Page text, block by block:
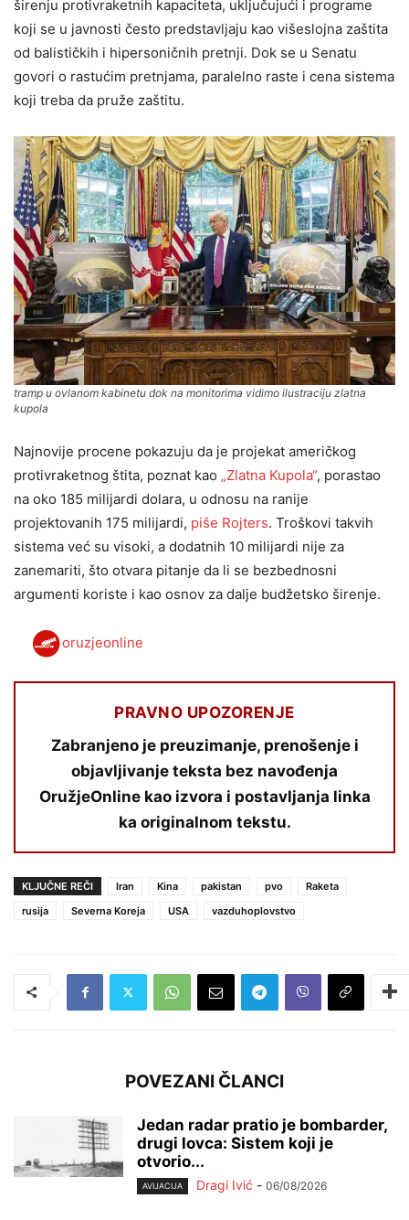
širenju protivraketnih kapaciteta, uključujući i programe
koji se u javnosti često predstavljaju kao višeslojna zaštita
od balističkih i hipersoničnih pretnji. Dok se u Senatu
govori o rastućim pretnjama, paralelno raste i cena sistema
koji treba da pruže zaštitu.
tramp u ovlanom kabinetu dok na monitorima vidimo ilustraciju zlatna
kupola
Najnovije procene pokazuju da je projekat američkog
protivraketnog štita, poznat kao „Zlatna Kupola“, porastao
na oko 185 milijardi dolara, u odnosu na ranije
projektovanih 175 milijardi, piše Rojters. Troškovi takvih
sistema već su visoki, a dodatnih 10 milijardi nije za
zanemariti, što otvara pitanje da li se bezbednosni
argumenti koriste i kao osnov za dalje budžetsko širenje.
oruzjeonline
PRAVNO UPOZORENJE
Zabranjeno je preuzimanje, prenošenje i
objavljivanje teksta bez navođenja
OružjeOnline kao izvora i postavljanja linka
ka originalnom tekstu.
KLJUČNE REČI Iran Kina pakistan pvo
Raketa
rusija
Severna Koreja USA vazduhoplovstvo
POVEZANI ČLANCI
Jedan radar pratio je bombarder,
drugi lovca: Sistem koji je
otvorio...
AVIJACIJA Dragi Ivić - 06/08/2026